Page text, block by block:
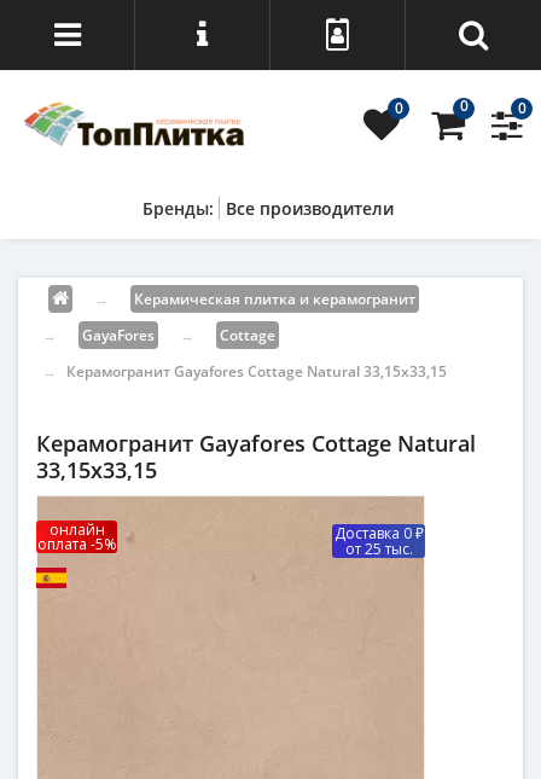
0 0
0
Все производители
→
Керамическая плитка и керамогранит
→
GayaFores →
Cottage
→
Керамогранит Gayafores Cottage Natural 33,15x33,15
Керамогранит Gayafores Cottage Natural
33,15x33,15
Доставка 0 ₽
от 25 тыс.
онлайн
оплата -5%